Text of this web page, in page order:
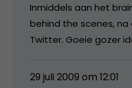
Inmiddels aan het
behind the scenes,
Twitter. Goeie gozer
29 juli 2009 om 12:01